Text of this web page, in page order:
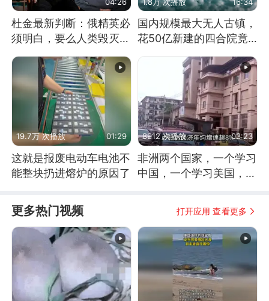
杜金最新判断：俄精英必
须明白，要么人类毁灭，
国内规模最大无人古镇，
花50亿新建的四合院竟
19.7万 次播放 01:29
这就是报废电动车电池不
能整块扔进熔炉的原因了
8912 次播放 03:23
非洲两个国家，一个学习
中国，一个学习美国，结
更多热门视频 打开应用 查看更多